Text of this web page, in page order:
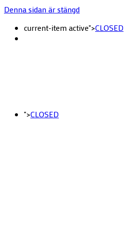
Denna sidan är stängd
current-item active">CLOSED
">CLOSED